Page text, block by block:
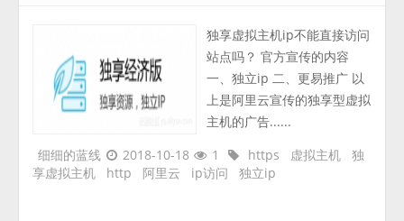
独享虚拟主机ip不能直接访问
站点吗？ 官方宣传的内容
一、独立ip 二、更易推广 以
上是阿里云宣传的独享型虚拟
主机的广告......
细细的蓝线
2018-10-18 1 https 虚拟主机
独
享虚拟主机
http 阿里云 ip访问 独立ip